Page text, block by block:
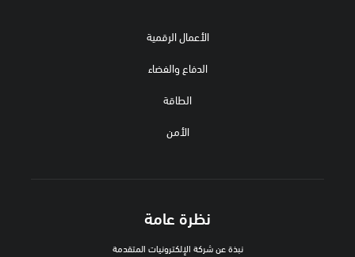
الأعمال الرقمية
الدفاع والفضاء
الطاقة
الأمن
نظرة عامة
نبذة عن شركة الإلكترونيات المتقدمة